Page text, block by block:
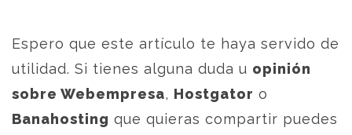
Espero que este artículo te haya servido de
utilidad. Si tienes alguna duda u opinión
sobre Webempresa, Hostgator o
Banahosting que quieras compartir puedes